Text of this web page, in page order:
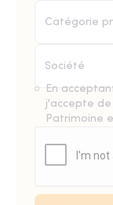
Catégorie
En
j'accepte
Patrimoine